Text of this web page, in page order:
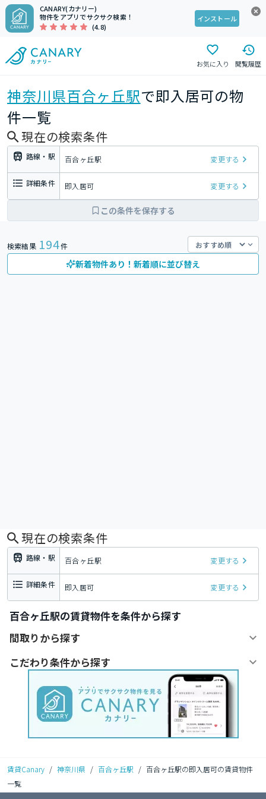
CANARY(カナリー)
物件をアプリでサクサク検索！
(4.8)
インストール
お気に入り 閲覧履歴
神奈川県百合ヶ丘駅で即入居可の物
件一覧
現在の検索条件
路線・駅 百合ヶ丘駅 変更する
詳細条件 即入居可 変更する
この条件を保存する
検索結果 194件
新着物件あり！新着順に並び替え
現在の検索条件
路線・駅 百合ヶ丘駅 変更する
詳細条件 即入居可 変更する
百合ヶ丘駅の賃貸物件を条件から探す
間取りから探す
こだわり条件から探す
賃貸Canary / 神奈川県 / 百合ヶ丘駅 / 百合ヶ丘駅の即入居可の賃貸物件
一覧